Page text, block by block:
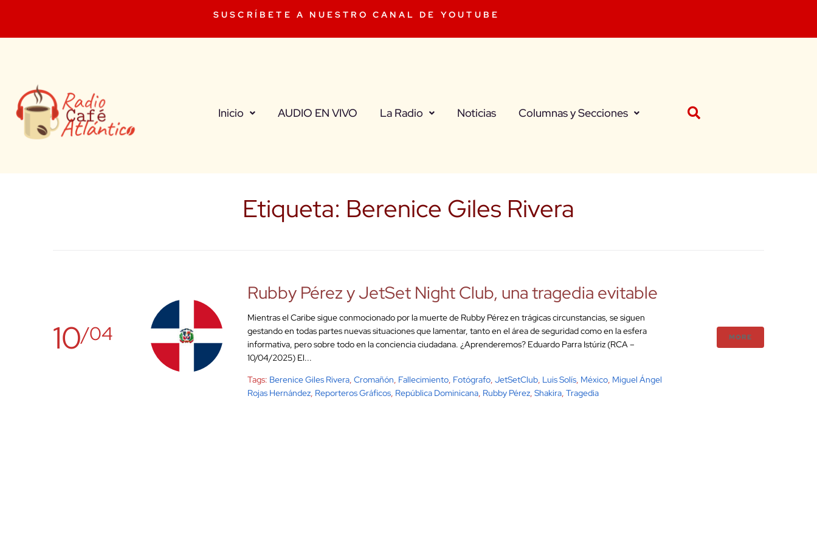
SUSCRÍBETE A NUESTRO CANAL DE YOUTUBE
Inicio AUDIO EN VIVO La Radio Noticias Columnas y Secciones
Etiqueta: Berenice Giles Rivera
10/04
Rubby Pérez y JetSet Night Club, una tragedia evitable
Mientras el Caribe sigue conmocionado por la muerte de Rubby Pérez en trágicas circunstancias, se siguen
gestando en todas partes nuevas situaciones que lamentar, tanto en el área de seguridad como en la esfera
informativa, pero sobre todo en la conciencia ciudadana. ¿Aprenderemos? Eduardo Parra Istúriz (RCA –
10/04/2025) El...
Tags: Berenice Giles Rivera, Cromañón, Fallecimiento, Fotógrafo, JetSetClub, Luis Solís, México, Miguel Ángel
Rojas Hernández, Reporteros Gráficos, República Dominicana, Rubby Pérez, Shakira, Tragedia
MORE